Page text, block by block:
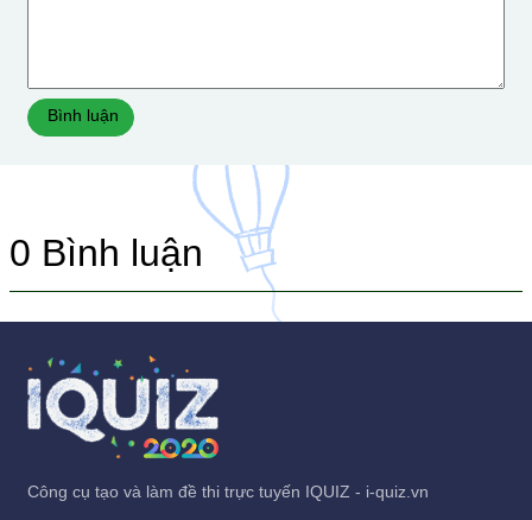
Bình luận
0 Bình luận
Công cụ tạo và làm đề thi trực tuyến IQUIZ - i-quiz.vn